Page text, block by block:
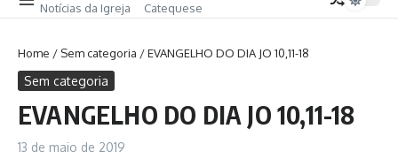
Notícias da Igreja
Catequese
Home / Sem categoria /EVANGELHO DO DIA JO 10,11-18
Sem categoria
EVANGELHO DO DIA JO 10,11-18
13 de maio de 2019